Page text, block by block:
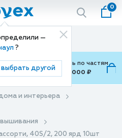
—
?
выбрать другой
0
Способ доставки
Доставка
Можно оплатить по частям
от 700 ₽ до 15,000 ₽
и интерьера
40S/2, 200 ярд 10шт